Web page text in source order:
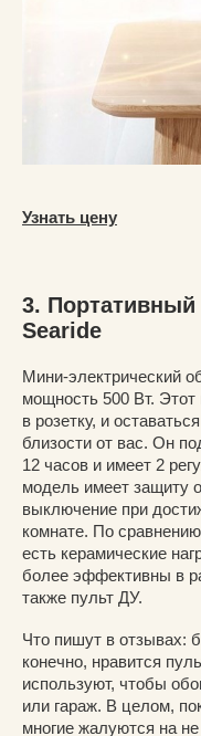
Узнать цену
3.
Searide
Мини-электрический
мощность 500 Вт.
в розетку, и
близости от вас. Он
12 часов и имеет 2
модель имеет защиту
выключение при
комнате. По
есть керамические
более эффективны в
также пульт ДУ.
Что пишут в отзывах:
конечно, нравится
используют, чтобы
или гараж. В целом,
многие жалуются на